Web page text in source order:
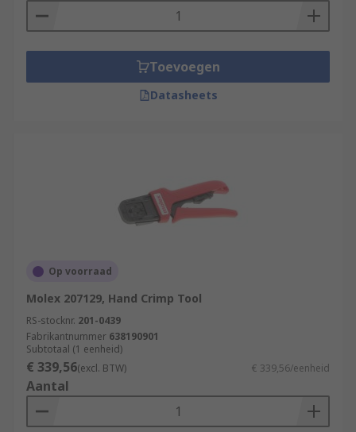
Toevoegen
Datasheets
Op voorraad
Molex 207129, Hand Crimp Tool
RS-stocknr. 201-0439
Fabrikantnummer 638190901
Subtotaal (1 eenheid)
€ 339,56(excl. BTW) € 339,56/eenheid
Aantal